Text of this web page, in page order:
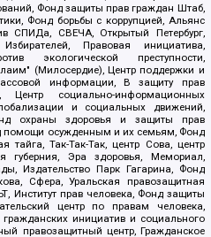
Фонд защиты прав граждан Штаб,
Фонд борьбы с коррупцией, Альянс
СПИДа, СВЕЧА, Открытый Петербург,
Правовая инициатива,
экологической преступности,
(Милосердие), Центр поддержки и
информации, В защиту прав
социально-информационных
и социальных движений,
охраны здоровья и защиты прав
помощи осужденным и их семьям, Фонд
тайга, Так-Так-Так, центр Сова, центр
губерния, Эра здоровья, Мемориал,
Издательство Парк Гагарина, Фонд
Сфера, Уральская правозащитная
Институт прав человека, Фонд защиты
центр по правам человека,
инициатив и социального
правозащитный центр, Гражданское